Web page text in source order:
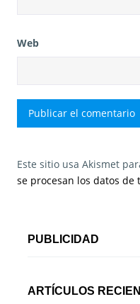
Web
Este sitio usa Akismet
se procesan los datos de
PUBLICIDAD
ARTÍCULOS